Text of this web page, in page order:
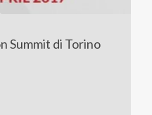
Summit di Torino